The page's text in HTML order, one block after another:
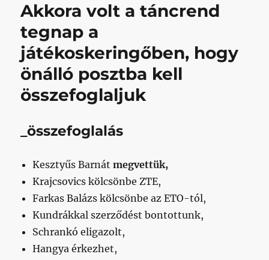
Dél-
Dél-
Buda
ellen
című
bejegyzéshez
Akkora volt a táncrend
tegnap a
játékoskeringőben, hogy
önálló posztba kell
összefoglaljuk
_összefoglalás
Kesztyűs Barnátmegvettük,
Krajcsovics kölcsönbe ZTE,
Farkas Balázs kölcsönbe az ETO-tól,
Kundrákkal szerződést bontottunk,
Schrankó eligazolt,
Hangya érkezhet,